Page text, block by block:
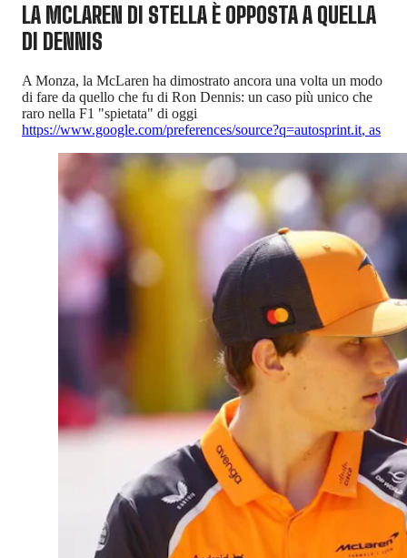
LA MCLAREN DI STELLA È OPPOSTA A QUELLA
DI DENNIS
A Monza, la McLaren ha dimostrato ancora una volta un modo
di fare da quello che fu di Ron Dennis: un caso più unico che
raro nella F1 "spietata" di oggi
https://www.google.com/preferences/source?q=autosprint.it, as